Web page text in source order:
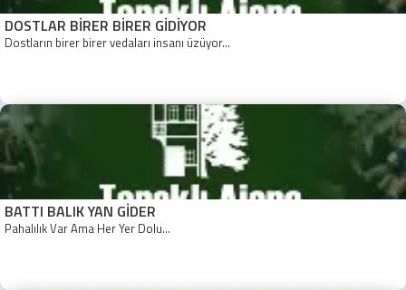
DOSTLAR BİRER BİRER GİDİYOR
Dostların birer birer vedaları insanı üzüyor...
BATTI BALIK YAN GİDER
Pahalılık Var Ama Her Yer Dolu...